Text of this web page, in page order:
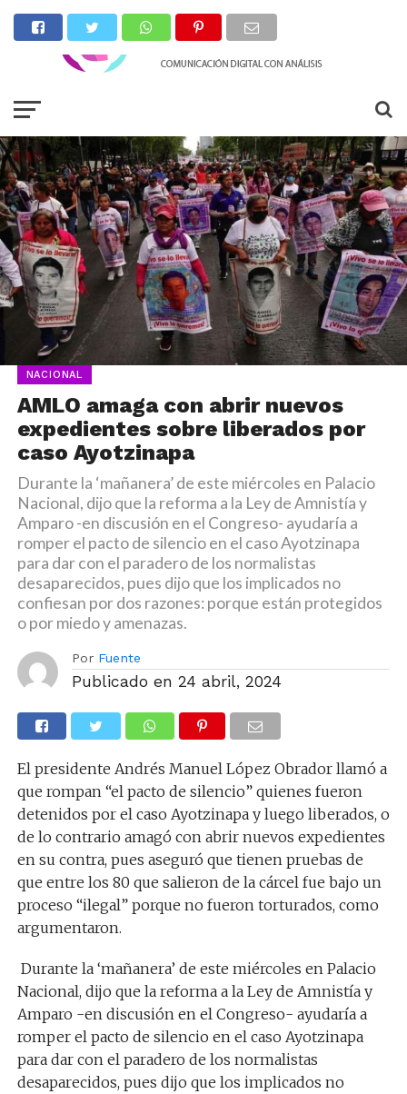
NACIONAL
AMLO amaga con abrir nuevos
expedientes sobre liberados por
caso Ayotzinapa
Durante la ‘mañanera’ de este miércoles en Palacio
Nacional, dijo que la reforma a la Ley de Amnistía y
Amparo -en discusión en el Congreso- ayudaría a
romper el pacto de silencio en el caso Ayotzinapa
para dar con el paradero de los normalistas
desaparecidos, pues dijo que los implicados no
confiesan por dos razones: porque están protegidos
o por miedo y amenazas.
Por Fuente
Publicado en 24 abril, 2024
El presidente Andrés Manuel López Obrador llamó a
que rompan “el pacto de silencio” quienes fueron
detenidos por el caso Ayotzinapa y luego liberados, o
de lo contrario amagó con abrir nuevos expedientes
en su contra, pues aseguró que tienen pruebas de
que entre los 80 que salieron de la cárcel fue bajo un
proceso “ilegal” porque no fueron torturados, como
argumentaron.
Durante la ‘mañanera’ de este miércoles en Palacio
Nacional, dijo que la reforma a la Ley de Amnistía y
Amparo -en discusión en el Congreso- ayudaría a
romper el pacto de silencio en el caso Ayotzinapa
para dar con el paradero de los normalistas
desaparecidos, pues dijo que los implicados no